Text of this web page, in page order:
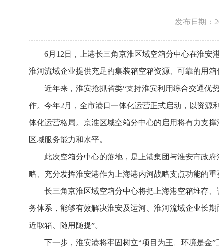
发布日期：
6月12日，上港长三角京淮区域空箱分中心在淮安
淮河流域企业提供充足的集装箱空箱资源、可靠的用
近年来，淮安抢抓省委“支持淮安利用综合交通优
作。今年2月，全市港口一体化运营正式启动，以资源
体化运营格局。京淮区域空箱分中心的启用将有力支
区域服务能力和水平。
此次空箱分中心的落地，是上港集团与淮安市政
略、充分发挥淮安港作为上海港内河战略支点功能的
长三角京淮区域空箱分中心将把上海港空箱堆存
务体系，能够有效解决淮安及运河、淮河流域企业长
近取箱、随用随提”。
下一步，淮安港将牢固树立“项目为王、环境是金